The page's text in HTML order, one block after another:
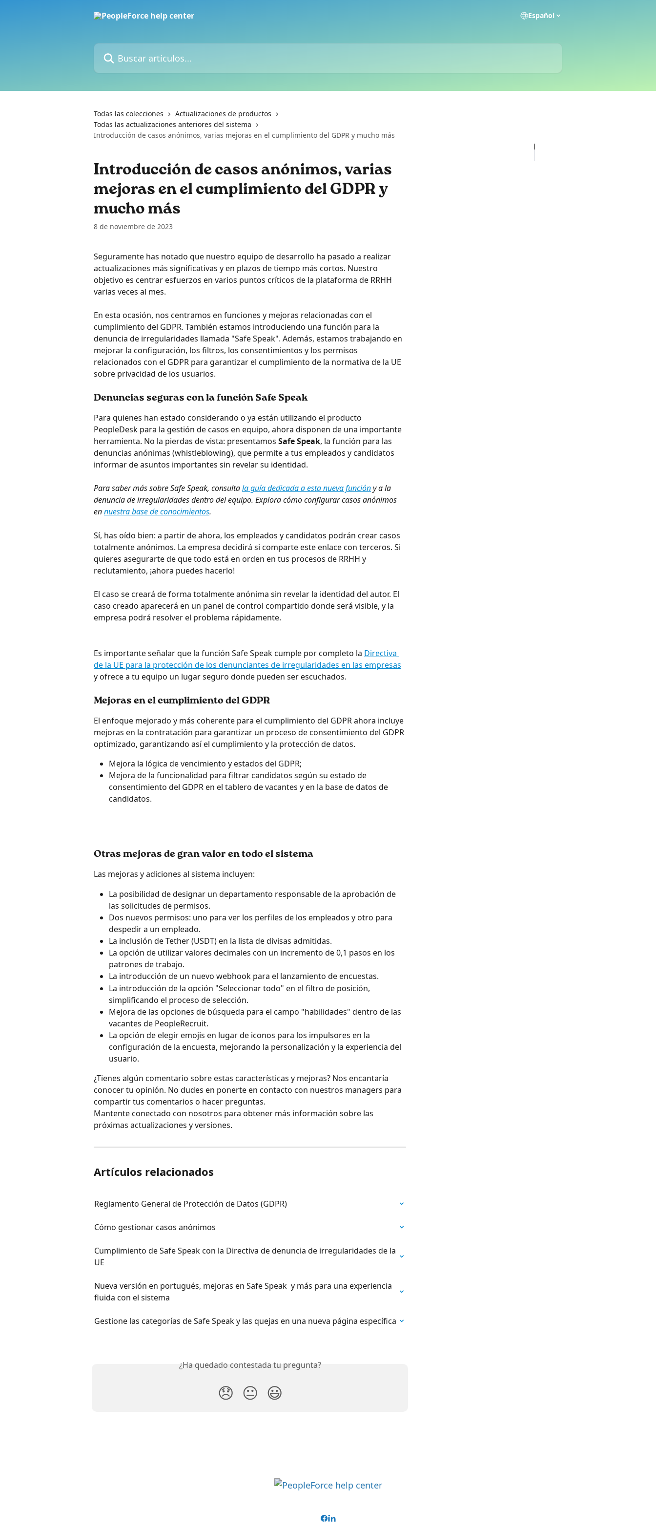
Español
Buscar artículos...
Todas las colecciones
Actualizaciones de productos
Todas las actualizaciones anteriores del sistema
Introducción de casos anónimos, varias mejoras en el cumplimiento del GDPR y mucho más
Introducción de casos anónimos, varias
mejoras en el cumplimiento del GDPR y
mucho más
8 de noviembre de 2023
Seguramente has notado que nuestro equipo de desarrollo ha pasado a realizar
actualizaciones más significativas y en plazos de tiempo más cortos. Nuestro
objetivo es centrar esfuerzos en varios puntos críticos de la plataforma de RRHH
varias veces al mes.
En esta ocasión, nos centramos en funciones y mejoras relacionadas con el
cumplimiento del GDPR. También estamos introduciendo una función para la
denuncia de irregularidades llamada "Safe Speak". Además, estamos trabajando en
mejorar la configuración, los filtros, los consentimientos y los permisos
relacionados con el GDPR para garantizar el cumplimiento de la normativa de la UE
sobre privacidad de los usuarios.
Denuncias seguras con la función Safe Speak
Para quienes han estado considerando o ya están utilizando el producto
PeopleDesk para la gestión de casos en equipo, ahora disponen de una importante
herramienta. No la pierdas de vista: presentamos Safe Speak, la función para las
denuncias anónimas (whistleblowing), que permite a tus empleados y candidatos
informar de asuntos importantes sin revelar su identidad.
Para saber más sobre Safe Speak, consulta la guía dedicada a esta nueva función y a la
denuncia de irregularidades dentro del equipo. Explora cómo configurar casos anónimos
en nuestra base de conocimientos.
Sí, has oído bien: a partir de ahora, los empleados y candidatos podrán crear casos
totalmente anónimos. La empresa decidirá si comparte este enlace con terceros. Si
quieres asegurarte de que todo está en orden en tus procesos de RRHH y
reclutamiento, ¡ahora puedes hacerlo!
El caso se creará de forma totalmente anónima sin revelar la identidad del autor. El
caso creado aparecerá en un panel de control compartido donde será visible, y la
empresa podrá resolver el problema rápidamente.
Es importante señalar que la función Safe Speak cumple por completo la Directiva
de la UE para la protección de los denunciantes de irregularidades en las empresas
y ofrece a tu equipo un lugar seguro donde pueden ser escuchados.
Mejoras en el cumplimiento del GDPR
El enfoque mejorado y más coherente para el cumplimiento del GDPR ahora incluye
mejoras en la contratación para garantizar un proceso de consentimiento del GDPR
optimizado, garantizando así el cumplimiento y la protección de datos.
Mejora la lógica de vencimiento y estados del GDPR;
Mejora de la funcionalidad para filtrar candidatos según su estado de
consentimiento del GDPR en el tablero de vacantes y en la base de datos de
candidatos.
Otras mejoras de gran valor en todo el sistema
Las mejoras y adiciones al sistema incluyen:
La posibilidad de designar un departamento responsable de la aprobación de
las solicitudes de permisos.
Dos nuevos permisos: uno para ver los perfiles de los empleados y otro para
despedir a un empleado.
La inclusión de Tether (USDT) en la lista de divisas admitidas.
La opción de utilizar valores decimales con un incremento de 0,1 pasos en los
patrones de trabajo.
La introducción de un nuevo webhook para el lanzamiento de encuestas.
La introducción de la opción "Seleccionar todo" en el filtro de posición,
simplificando el proceso de selección.
Mejora de las opciones de búsqueda para el campo "habilidades" dentro de las
vacantes de PeopleRecruit.
La opción de elegir emojis en lugar de iconos para los impulsores en la
configuración de la encuesta, mejorando la personalización y la experiencia del
usuario.
¿Tienes algún comentario sobre estas características y mejoras? Nos encantaría
conocer tu opinión. No dudes en ponerte en contacto con nuestros managers para
compartir tus comentarios o hacer preguntas.
Mantente conectado con nosotros para obtener más información sobre las
próximas actualizaciones y versiones.
Artículos relacionados
Reglamento General de Protección de Datos (GDPR)
Cómo gestionar casos anónimos
Cumplimiento de Safe Speak con la Directiva de denuncia de irregularidades de la
UE
Nueva versión en portugués, mejoras en Safe Speak  y más para una experiencia
fluida con el sistema
Gestione las categorías de Safe Speak y las quejas en una nueva página específica
¿Ha quedado contestada tu pregunta?
😞 😐 😃